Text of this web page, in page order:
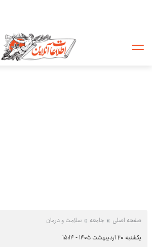
صفحه اصلی جامعه سلامت و درمان
یکشنبه ۲۰ اردیبهشت ۱۴۰۵ - ۱۵:۱۴